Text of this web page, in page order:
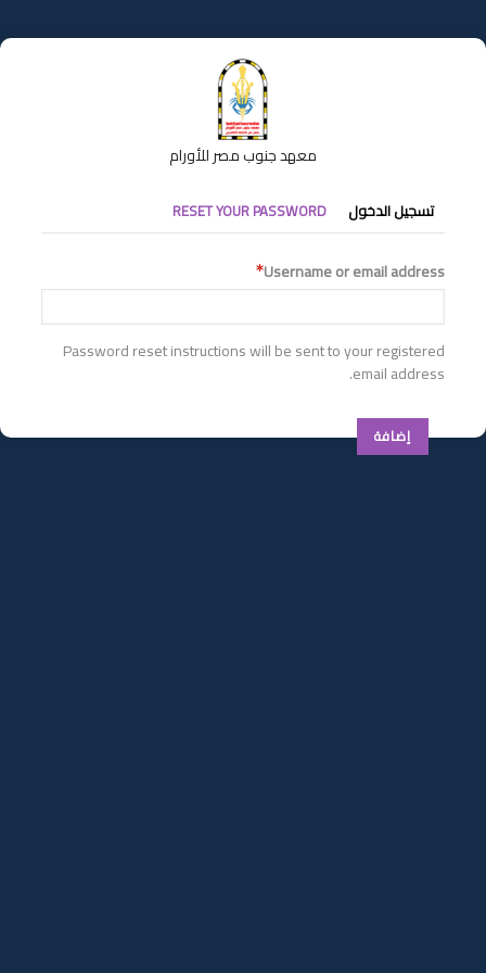
إلى
المحتوى
معهد جنوب مصر للأورام
التبويبات
الأساسية
تسجيل الدخول RESET YOUR PASSWORD
Username or email address
Password reset instructions will be sent to your registered
email address.